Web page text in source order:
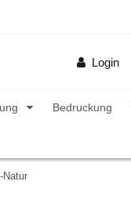
Login
Bedruckung
Natur